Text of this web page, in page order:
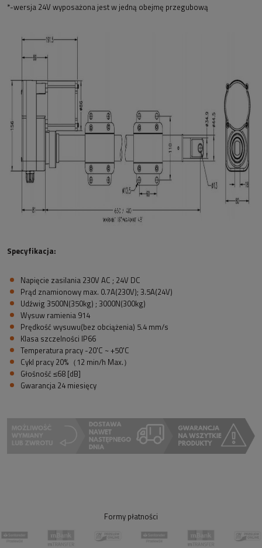
*-wersja 24V wyposażona jest w jedną obejmę przegubową
Specyfikacja:
Napięcie zasilania 230V AC ; 24V DC
Prąd znamionowy max. 0.7A(230V); 3.5A(24V)
Udźwig 3500N(350kg) ; 3000N(300kg)
Wysuw ramienia 914
Prędkość wysuwu(bez obciążenia) 5.4 mm/s
Klasa szczelności IP66
Temperatura pracy -20'C ~ +50'C
Cykl pracy 20%（12 min/h Max.）
Głośność ≤68 [dB]
Gwarancja 24 miesięcy
Formy płatności